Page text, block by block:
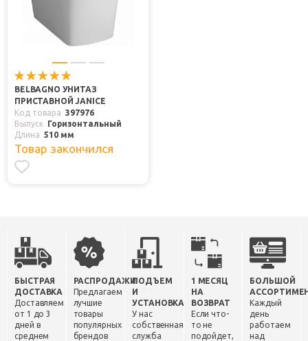
BELBAGNO УНИТАЗ
ПРИСТАВНОЙ JANICE
Код товара 397976
Выпуск Горизонтальный
Длина 510 мм
Товар закончился
БЫСТРАЯ
ДОСТАВКА
Доставляем
от 1 до 3
дней в
среднем
РАСПРОДАЖИ
Предлагаем
лучшие
товары
популярных
брендов
ПОДЪЕМ
И
УСТАНОВКА
У нас
собственная
служба
1 МЕСЯЦ
НА
ВОЗВРАТ
Если что-
то не
подойдет,
БОЛЬШОЙ
Каждый
день
работаем
над